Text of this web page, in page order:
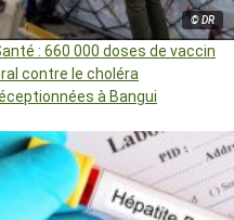
© DR
: 660 000 doses de vaccin
contre le choléra
à Bangui